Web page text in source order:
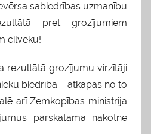
sabiedrības uzmanību
pret grozījumiem
cilvēku!
rezultātā grozījumu virzītāji
biedrība – atkāpās no to
arī Zemkopības ministrija
pārskatāmā nākotnē